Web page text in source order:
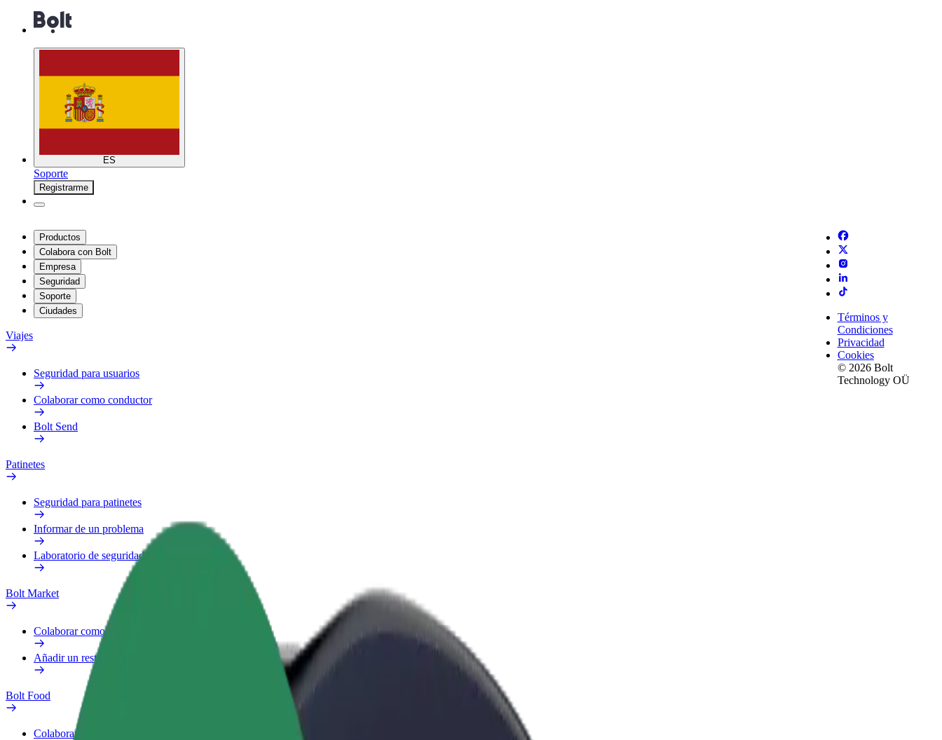
ES
Soporte
Registrarme
Productos
Colabora con Bolt
Empresa
Seguridad
Soporte
Ciudades
Viajes
Seguridad para usuarios
Colaborar como conductor
Bolt Send
Patinetes
Seguridad para patinetes
Informar de un problema
Laboratorio de seguridad
Bolt Market
Colaborar como repartidor
Añadir un restaurante o tienda
Bolt Food
Colaborar como repartidor
Términos y
Condiciones
Privacidad
Cookies
© 2026 Bolt
Technology OÜ